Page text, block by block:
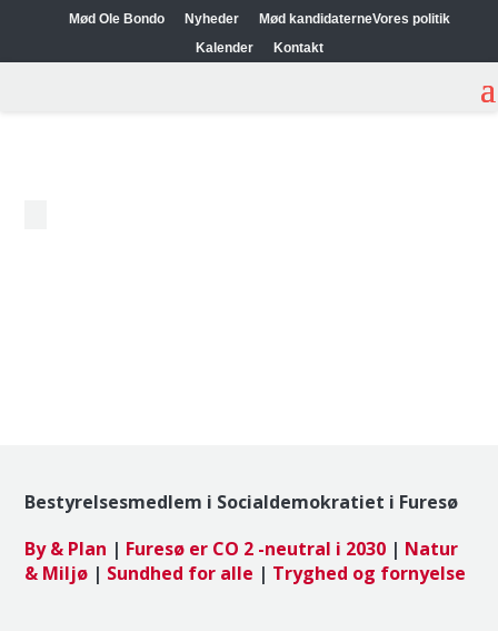
Mød Ole Bondo Nyheder Mød kandidaterneVores politik
Kalender
Kontakt
Bestyrelsesmedlem i Socialdemokratiet i Furesø
By & Plan | Furesø er CO 2 -neutral i 2030 | Natur
& Miljø | Sundhed for alle | Tryghed og fornyelse